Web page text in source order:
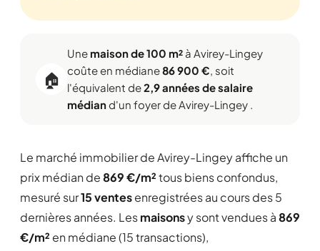
🏠
Une maison de 100 m² à Avirey-Lingey
coûte en médiane86 900 €, soit
l'équivalent de2,9 années de salaire
médiand'un foyer de Avirey-Lingey .
Le marché immobilier de Avirey-Lingey affiche un
prix médian de869 €/m²tous biens confondus,
mesuré sur15 ventesenregistrées au cours des 5
dernières années. Lesmaisonsy sont vendues à869
€/m² en médiane (15 transactions),